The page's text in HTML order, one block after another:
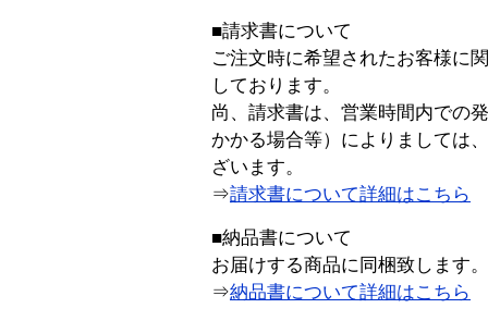
■請求書について
ご注文時に希望されたお客様に
しております。
尚、請求書は、営業時間内での
かかる場合等）によりましては
ざいます。
⇒請求書について詳細はこちら
■納品書について
お届けする商品に同梱致します。
⇒納品書について詳細はこちら